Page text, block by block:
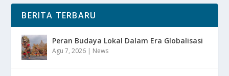
BERITA TERBARU
Peran Budaya Lokal Dalam Era Globalisasi
Agu 7, 2026 | News